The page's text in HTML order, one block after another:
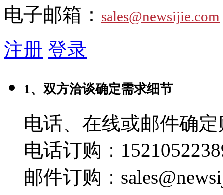
电子邮箱： sales@newsijie.com
注册 登录
1、双方洽谈确定需求细节
电话、在线或邮件确
电话订购：
邮件订购：